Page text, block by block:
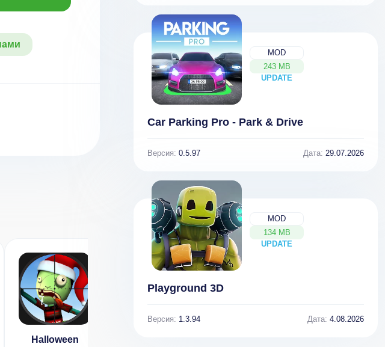
Halloween
MOD
243 MB
UPDATE
NEW
Car Parking Pro - Park & Drive
Версия: 0.5.97 Дата: 29.07.2026
MOD
134 MB
UPDATE
NEW
Playground 3D
Версия: 1.3.94 Дата: 4.08.2026